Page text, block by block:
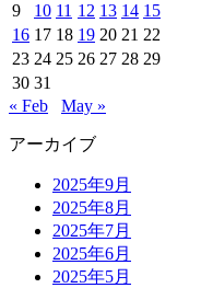
9
10 11 12 13 14 15
16 17 18 19 20 21 22
23 24 25 26 27 28 29
30 31
« Feb
May »
アーカイブ
2025年9月
2025年8月
2025年7月
2025年6月
2025年5月